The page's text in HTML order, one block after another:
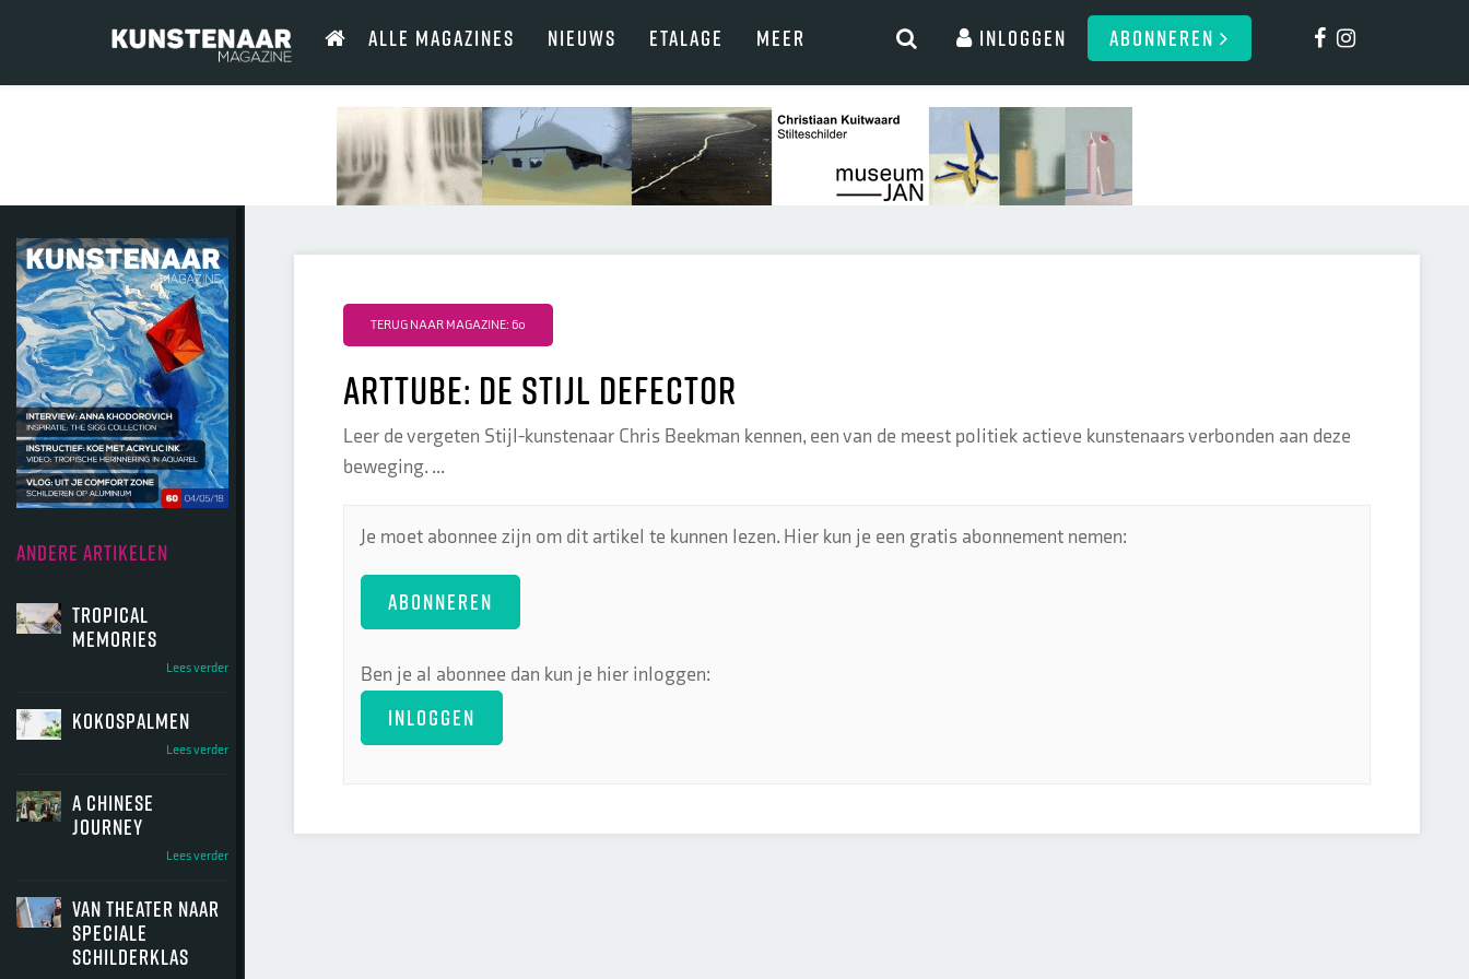
ALLE MAGAZINES NIEUWS ETALAGE MEER Inloggen ABONNEREN
ANDERE ARTIKELEN
tropical
memories
Lees verder
kokospalmen
Lees verder
a chinese
journey
Lees verder
van theater naar
speciale
schilderklas
TERUG NAAR MAGAZINE: 60
arttube: De Stijl Defector
Leer de vergeten Stijl-kunstenaar Chris Beekman kennen, een van de meest politiek actieve kunstenaars verbonden aan deze
beweging. ...
Je moet abonnee zijn om dit artikel te kunnen lezen. Hier kun je een gratis abonnement nemen:
ABONNEREN
Ben je al abonnee dan kun je hier inloggen:
INLOGGEN